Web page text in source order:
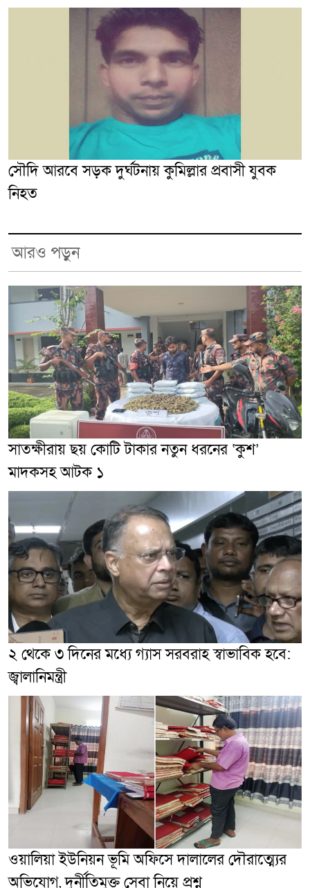
সৌদি আরবে সড়ক দুর্ঘটনায় কুমিল্লার প্রবাসী যুবক
নিহত
আরও পড়ুন
সাতক্ষীরায় ছয় কোটি টাকার নতুন ধরনের ‘কুশ’
মাদকসহ আটক ১
২ থেকে ৩ দিনের মধ্যে গ্যাস সরবরাহ স্বাভাবিক হবে:
জ্বালানিমন্ত্রী
ওয়ালিয়া ইউনিয়ন ভূমি অফিসে দালালের দৌরাত্ম্যের
অভিযোগ, দুর্নীতিমুক্ত সেবা নিয়ে প্রশ্ন